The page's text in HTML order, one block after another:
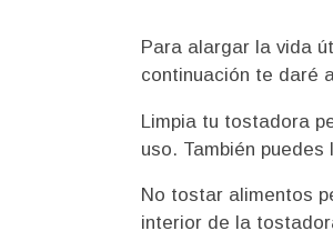
Para alargar la vida
continuación te daré
Limpia tu tostadora
uso. También
No tostar alimentos
interior de la